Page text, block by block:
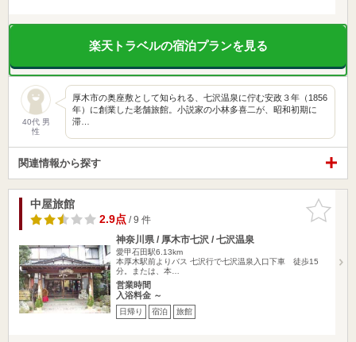
楽天トラベルの宿泊プランを見る
40代 男
性
厚木市の奥座敷として知られる、七沢温泉に佇む安政３年（1856
年）に創業した老舗旅館。小説家の小林多喜二が、昭和初期に
滞…
関連情報から探す
お気に入
りに追加
中屋旅館
2.9点/ 9 件
神奈川県 / 厚木市七沢 / 七沢温泉
愛甲石田駅6.13km
本厚木駅前よりバス 七沢行で七沢温泉入口下車 徒歩15
分。または、本…
営業時間
入浴料金 ～
日帰り 宿泊 旅館